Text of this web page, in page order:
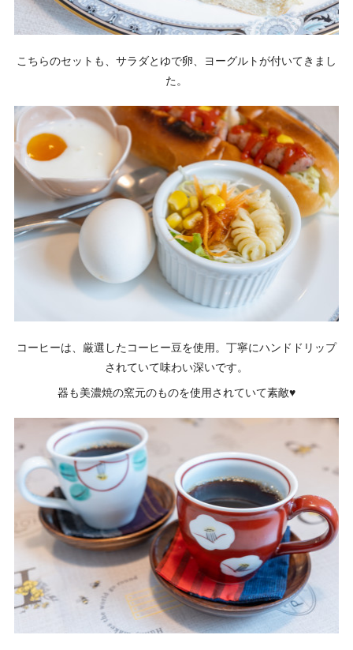
こちらのセットも、サラダとゆで卵、ヨーグルトが付いてきまし
た。
コーヒーは、厳選したコーヒー豆を使用。丁寧にハンドドリップ
されていて味わい深いです。
器も美濃焼の窯元のものを使用されていて素敵♥